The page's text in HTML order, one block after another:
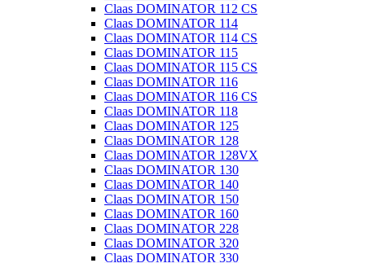
Claas DOMINATOR 112 CS
Claas DOMINATOR 114
Claas DOMINATOR 114 CS
Claas DOMINATOR 115
Claas DOMINATOR 115 CS
Claas DOMINATOR 116
Claas DOMINATOR 116 CS
Claas DOMINATOR 118
Claas DOMINATOR 125
Claas DOMINATOR 128
Claas DOMINATOR 128VX
Claas DOMINATOR 130
Claas DOMINATOR 140
Claas DOMINATOR 150
Claas DOMINATOR 160
Claas DOMINATOR 228
Claas DOMINATOR 320
Claas DOMINATOR 330